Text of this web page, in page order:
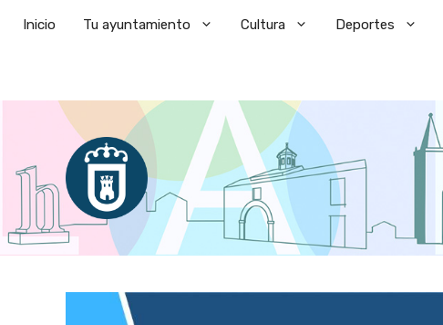
Inicio Tu ayuntamiento Cultura Deportes